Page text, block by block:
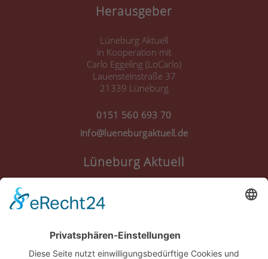
Herausgeber
Lüneburg Aktuell
in Kooperation mit
Carlo Eggeling (LoCarlo)
Lauensteinstraße 37
21339 Lüneburg
0151 560 693 70
info@lueneburgaktuell.de
Lüneburg Aktuell
Nutzungsbedingungen